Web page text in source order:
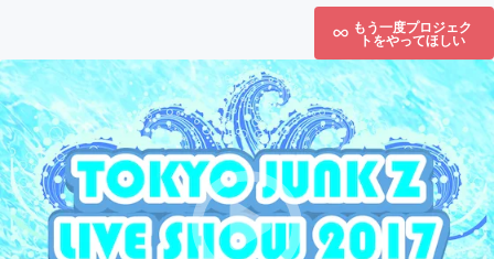
もう一度プロジェク
トをやってほしい